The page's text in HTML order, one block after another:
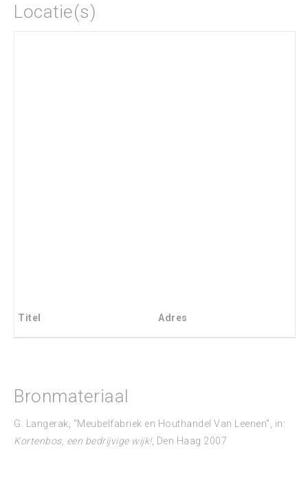
Locatie(s)
Titel Adres
Bronmateriaal
G. Langerak, “Meubelfabriek en Houthandel Van Leenen”, in:
Kortenbos, een bedrijvige wijk!, Den Haag 2007